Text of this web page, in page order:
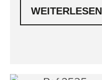
WEITERLESEN